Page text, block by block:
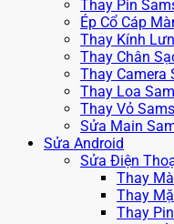
Thay Pin
Ép Cổ Cáp
Thay Kính
Thay Chân
Thay Camera
Thay Loa
Thay Vỏ
Sửa Main
Sửa Android
Sửa Điện
Thay
Thay
Thay